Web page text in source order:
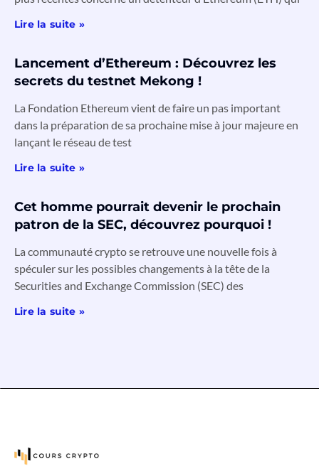
Lire la suite »
Lancement d’Ethereum : Découvrez les
secrets du testnet Mekong !
La Fondation Ethereum vient de faire un pas important
dans la préparation de sa prochaine mise à jour majeure en
lançant le réseau de test
Lire la suite »
Cet homme pourrait devenir le prochain
patron de la SEC, découvrez pourquoi !
La communauté crypto se retrouve une nouvelle fois à
spéculer sur les possibles changements à la tête de la
Securities and Exchange Commission (SEC) des
Lire la suite »